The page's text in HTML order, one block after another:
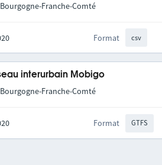
Bourgogne-Franche-Comté
Format csv
interurbain Mobigo
Bourgogne-Franche-Comté
Format GTFS